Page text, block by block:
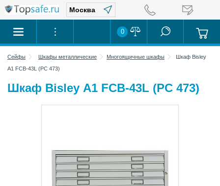
0
Сейфы Шкафы металлические Многоящичные шкафы
Шкаф Bisley
А1 FCB-43L (PC 473)
Шкаф Bisley А1 FCB-43L (PC 473)